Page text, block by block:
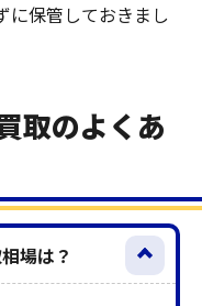
に保管しておきまし
取のよくあ
場は？